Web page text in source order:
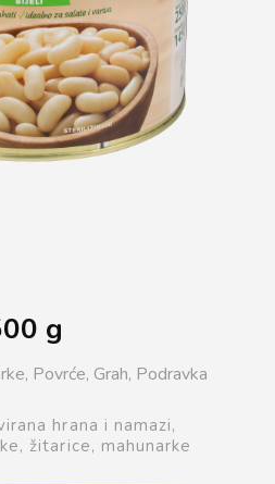
g
Povrće, Grah, Podravka
hrana i namazi,
žitarice, mahunarke